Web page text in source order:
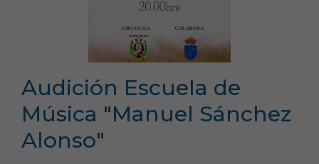
Audición Escuela de
Música "Manuel Sánchez
Alonso"